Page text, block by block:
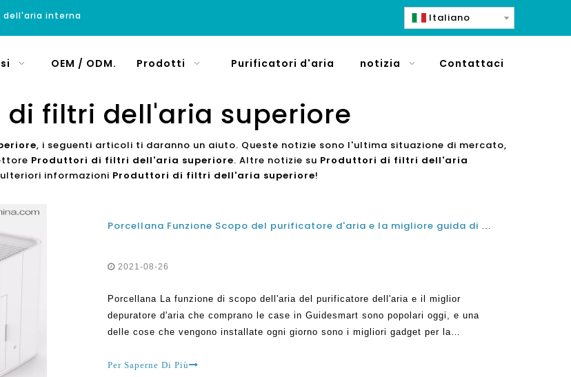
dell'aria interna Italiano
OEM / ODM. Prodotti Purificatori d'aria notizia Contattaci
di filtri dell'aria superiore
, i seguenti articoli ti daranno un aiuto. Queste notizie sono l'ultima situazione di mercato,
Produttori di filtri dell'aria superiore. Altre notizie su Produttori di filtri dell'aria
informazioni Produttori di filtri dell'aria superiore!
Porcellana Funzione Scopo del purificatore d'aria e la migliore guida di acquisto del purificatore d'aria
2021-08-26
Porcellana La funzione di scopo dell'aria del purificatore dell'aria e il miglior
depuratore d'aria che comprano le case in Guidesmart sono popolari oggi, e una
delle cose che vengono installate ogni giorno sono i migliori gadget per la
mercato oggi. C'è molta ispirazione da differenza
Per Saperne Di Più